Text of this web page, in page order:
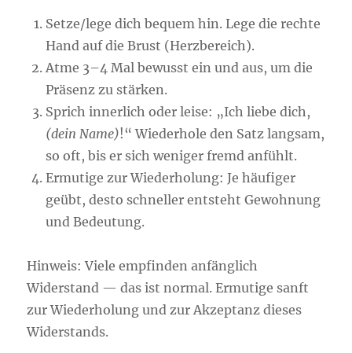
Setze/lege dich bequem hin. Lege die rechte
Hand auf die Brust (Herzbereich).
Atme 3–4 Mal bewusst ein und aus, um die
Präsenz zu stärken.
Sprich innerlich oder leise: „Ich liebe dich,
(dein Name)!“ Wiederhole den Satz langsam,
so oft, bis er sich weniger fremd anfühlt.
Ermutige zur Wiederholung: Je häufiger
geübt, desto schneller entsteht Gewohnung
und Bedeutung.
Hinweis: Viele empfinden anfänglich
Widerstand — das ist normal. Ermutige sanft
zur Wiederholung und zur Akzeptanz dieses
Widerstands.